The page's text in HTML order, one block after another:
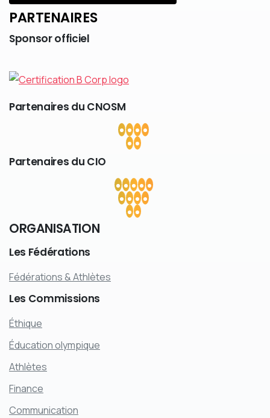
PARTENAIRES
Sponsorofficiel
Partenaires du CNOSM
Partenaires du CIO
ORGANISATION
Les Fédérations
Fédérations & Athlètes
Les Commissions
Éthique
Éducation olympique
Athlètes
Finance
Communication